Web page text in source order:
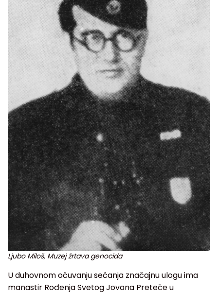
Ljubo Miloš, Muzej žrtava genocida
U duhovnom očuvanju sećanja značajnu ulogu ima
manastir Rođenja Svetog Jovana Preteče u